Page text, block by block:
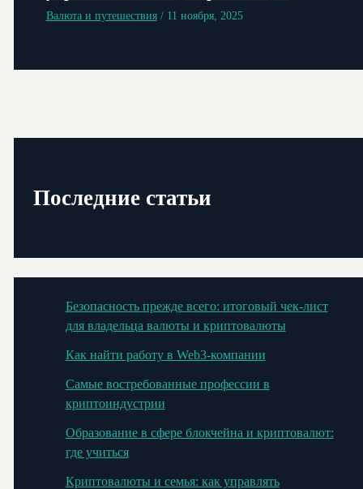
Последние статьи
Безопасность прежде всего: итоговый чек-лист
для владельца валюты и криптовалюты
Как найти работу в Web3-компании
Самые востребованные профессии в
криптоиндустрии
Образование в сфере блокчейна и криптовалют:
где учиться
Криптовалюты и семья: как управлять
Валюта и путешествия/ 11 ноября, 2025